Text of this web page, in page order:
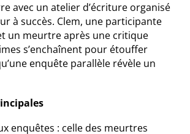
avec un atelier d’écriture organisé
à succès. Clem, une participante
un meurtre après une critique
s’enchaînent pour étouffer
enquête parallèle révèle un
enquêtes : celle des meurtres